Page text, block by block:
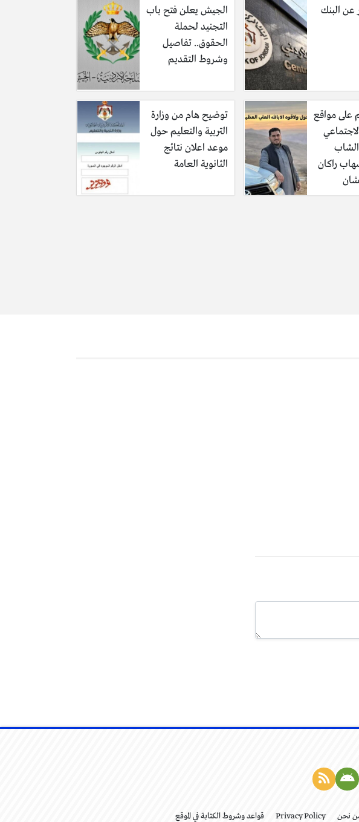
عن البنك
الجيش يعلن فتح باب
التجنيد لحملة
الحقوق.. تفاصيل
وشروط التقديم
على مواقع
راكان
توضيح هام من وزارة
التربية والتعليم حول
موعد اعلان نتائج
الثانوية العامة
نحن Privacy Policy قواعد وشروط الكتابة في الموقع